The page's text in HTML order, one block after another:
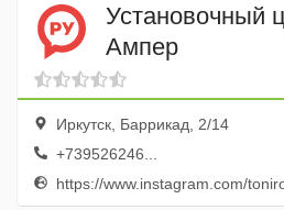
Установочный
Ампер
Иркутск, Баррикад, 2/14
+739526246...
https://www.instagram.com/